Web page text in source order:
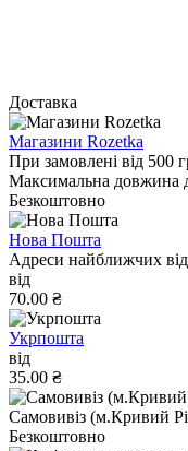
Доставка
Магазини Rozetka
При замовлені від 500
Максимальна довжина
Безкоштовно
Нова Пошта
Адреси найближчих
від
70.00 ₴
Укрпошта
від
35.00 ₴
Самовивіз (м.Кривий
Безкоштовно